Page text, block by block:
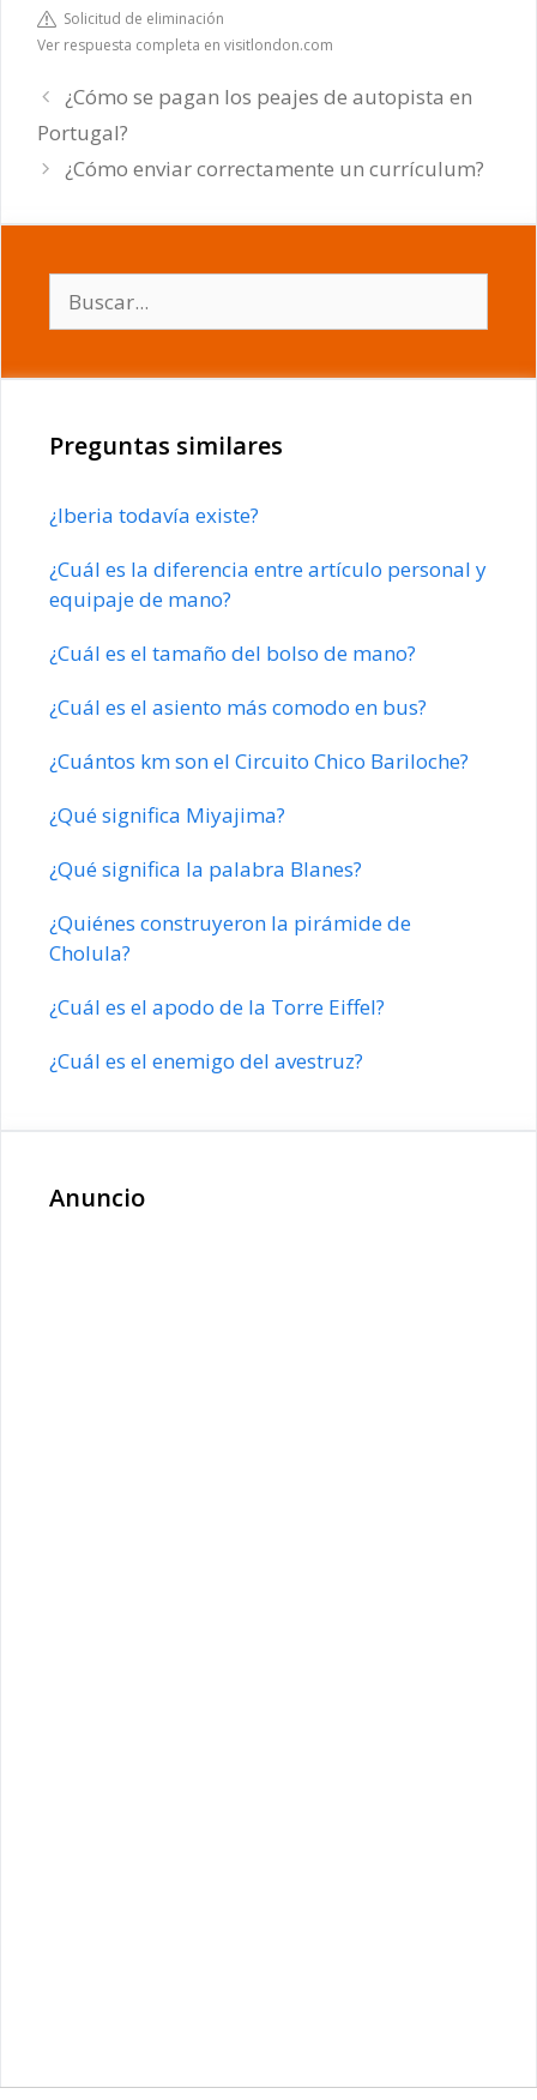
Solicitud de eliminación
Ver respuesta completa en visitlondon.com
¿Cómo se pagan los peajes de autopista en
Portugal?
¿Cómo enviar correctamente un currículum?
Preguntas similares
¿Iberia todavía existe?
¿Cuál es la diferencia entre artículo personal y
equipaje de mano?
¿Cuál es el tamaño del bolso de mano?
¿Cuál es el asiento más comodo en bus?
¿Cuántos km son el Circuito Chico Bariloche?
¿Qué significa Miyajima?
¿Qué significa la palabra Blanes?
¿Quiénes construyeron la pirámide de
Cholula?
¿Cuál es el apodo de la Torre Eiffel?
¿Cuál es el enemigo del avestruz?
Anuncio